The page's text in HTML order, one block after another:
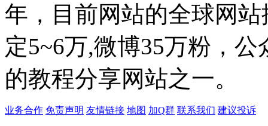
年，目前网站的全球网
定5~6万,微博35万粉，
的教程分享网站之一。
业务合作 免责声明 友情链接 地图 加Q群 联系我们 建议投诉